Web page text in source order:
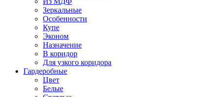
Зеркальные
Особенности
Купе
Эконом
Назначение
В коридор
Для узкого коридора
Гардеробные
Цвет
Белые